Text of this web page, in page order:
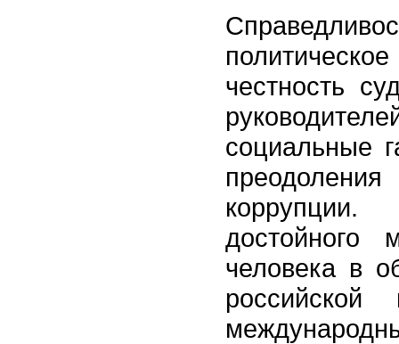
честность
социальные
достойного
человека в